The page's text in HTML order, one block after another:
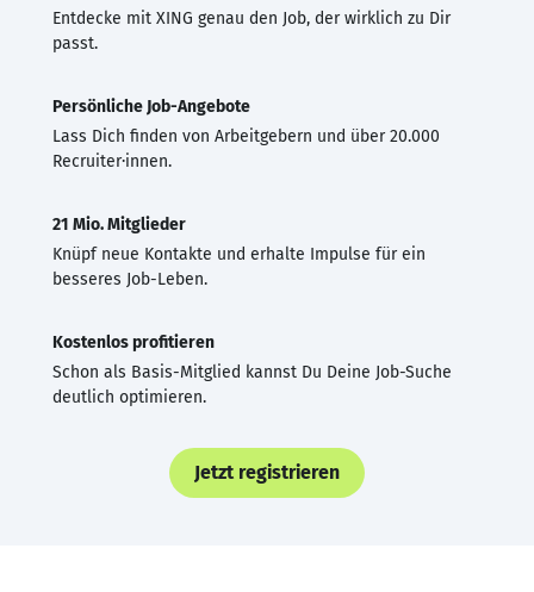
Entdecke mit XING genau den Job, der wirklich zu Dir
passt.
Persönliche Job-Angebote
Lass Dich finden von Arbeitgebern und über 20.000
Recruiter·innen.
21 Mio. Mitglieder
Knüpf neue Kontakte und erhalte Impulse für ein
besseres Job-Leben.
Kostenlos profitieren
Schon als Basis-Mitglied kannst Du Deine Job-Suche
deutlich optimieren.
Jetzt registrieren